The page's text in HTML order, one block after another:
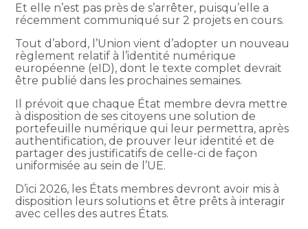
Et elle n’est pas près de s’arrêter, puisqu’elle a
récemment communiqué sur 2 projets en cours.
Tout d’abord, l’Union vient d’adopter un nouveau
règlement relatif à l’identité numérique
européenne (eID), dont le texte complet devrait
être publié dans les prochaines semaines.
Il prévoit que chaque État membre devra mettre
à disposition de ses citoyens une solution de
portefeuille numérique qui leur permettra, après
authentification, de prouver leur identité et de
partager des justificatifs de celle-ci de façon
uniformisée au sein de l’UE.
D’ici 2026, les États membres devront avoir mis à
disposition leurs solutions et être prêts à interagir
avec celles des autres États.